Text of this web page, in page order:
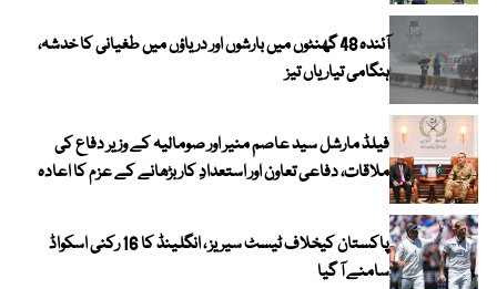
آئندہ 48 گھنٹوں میں بارشوں اور دریاؤں میں طغیانی کا خدشہ،
ہنگامی تیاریاں تیز
فیلڈ مارشل سید عاصم منیر اور صومالیہ کے وزیر دفاع کی
ملاقات، دفاعی تعاون اور استعدادِ کار بڑھانے کے عزم کا اعادہ
پاکستان کیخلاف ٹیسٹ سیریز ، انگلینڈ کا 16 رکنی اسکواڈ
سامنے آ گیا